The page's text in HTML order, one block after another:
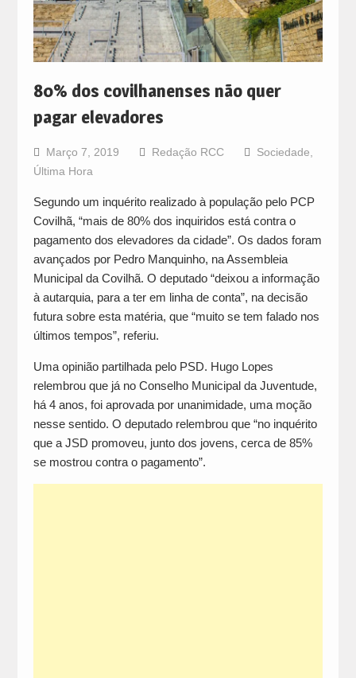
80% dos covilhanenses não quer
pagar elevadores
Março 7, 2019 Redação RCC Sociedade
Última Hora
Segundo um inquérito realizado à população pelo PCP
Covilhã, “mais de 80% dos inquiridos está contra o
pagamento dos elevadores da cidade”. Os dados foram
avançados por Pedro Manquinho, na Assembleia
Municipal da Covilhã. O deputado “deixou a informação
à autarquia, para a ter em linha de conta”, na decisão
futura sobre esta matéria, que “muito se tem falado nos
últimos tempos”, referiu.
Uma opinião partilhada pelo PSD. Hugo Lopes
relembrou que já no Conselho Municipal da Juventude,
há 4 anos, foi aprovada por unanimidade, uma moção
nesse sentido. O deputado relembrou que “no inquérito
que a JSD promoveu, junto dos jovens, cerca de 85%
se mostrou contra o pagamento”.